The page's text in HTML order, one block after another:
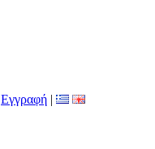
Εγγραφή |